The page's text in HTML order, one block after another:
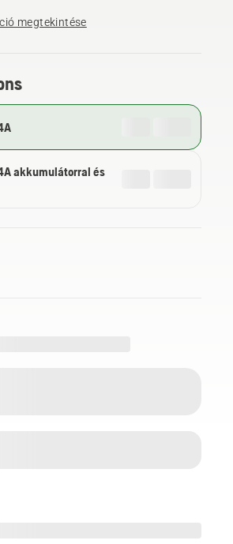
megtekintése
akkumulátorral és